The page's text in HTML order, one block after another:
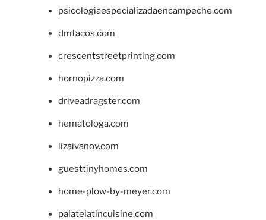
psicologiaespecializadaencampeche.com
dmtacos.com
crescentstreetprinting.com
hornopizza.com
driveadragster.com
hematologa.com
lizaivanov.com
guesttinyhomes.com
home-plow-by-meyer.com
palatelatincuisine.com